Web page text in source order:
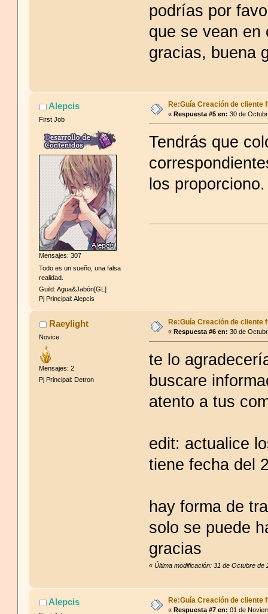
podrías por
que se vean en
gracias, buena
Alepcis
First Job
Mensajes: 307
Todo es un sueño, una falsa
realidad.
Guild: Agua&Jabón[GL]
Pj Principal: Alepcis
Re:Guía Creación de cliente
« Respuesta #5 en: 30 de
Tendrás que
los proporciono.
Raeylight
Novice
Mensajes: 2
Pj Principal: Detron
Re:Guía Creación de cliente
« Respuesta #6 en: 30 de
te lo
buscare
atento a tus
edit: actualice
tiene fecha del
hay forma de
solo se puede
gracias
«Última modificación: 31 de Octubre de
Alepcis Re:Guía Creación de cliente
« Respuesta #7 en: 01 de